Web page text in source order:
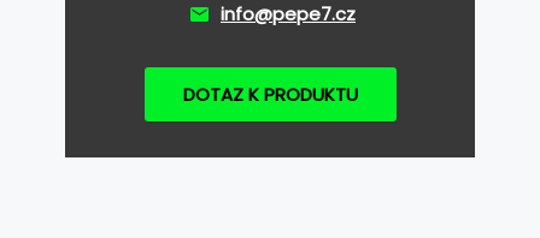
info@pepe7.cz
DOTAZ K PRODUKTU